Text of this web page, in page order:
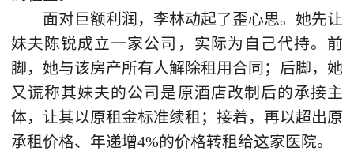
面对巨额利润，李林动起了歪心思。她先让
妹夫陈锐成立一家公司，实际为自己代持。前
脚，她与该房产所有人解除租用合同；后脚，她
又谎称其妹夫的公司是原酒店改制后的承接主
体，让其以原租金标准续租；接着，再以超出原
承租价格、年递增4%的价格转租给这家医院。